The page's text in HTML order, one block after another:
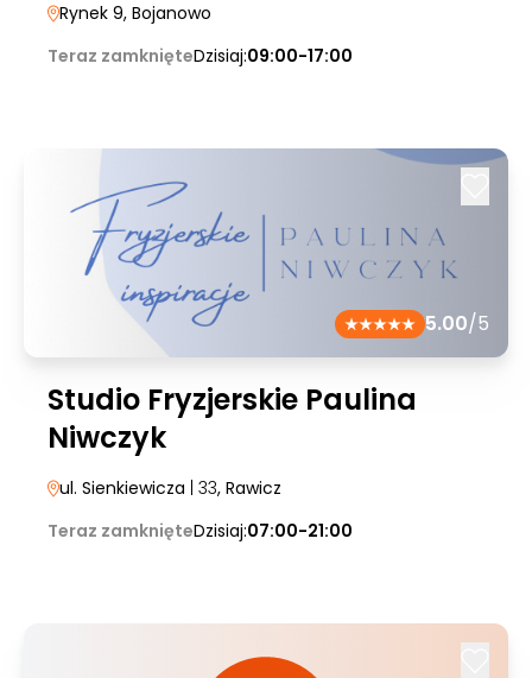
Rynek 9, Bojanowo
Teraz zamknięteDzisiaj:09:00-17:00
5.00/5
Studio Fryzjerskie Paulina
Niwczyk
ul. Sienkiewicza | 33, Rawicz
Teraz zamknięteDzisiaj:07:00-21:00